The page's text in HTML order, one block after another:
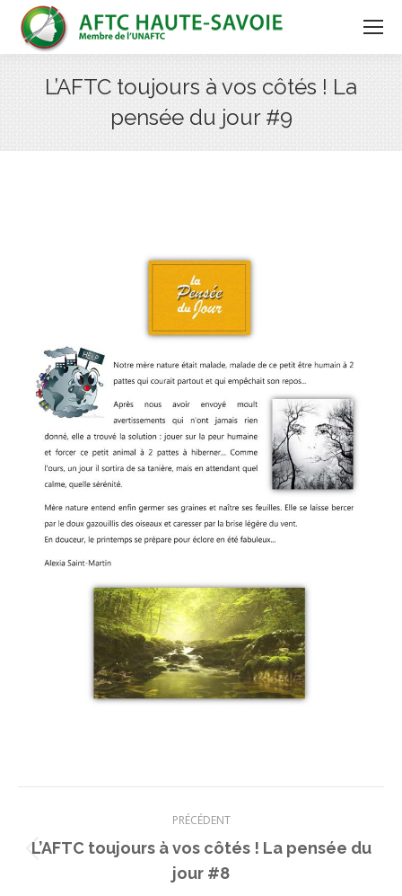
L’AFTC toujours à vos côtés ! La
pensée du jour #9
PRÉCÉDENT
Article
précédent
L’AFTC toujours à vos côtés ! La pensée du
jour #8